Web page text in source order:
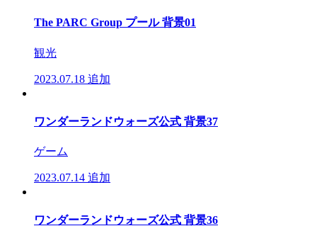
The PARC Group プール 背景01
観光
2023.07.18 追加
ワンダーランドウォーズ公式 背景37
ゲーム
2023.07.14 追加
ワンダーランドウォーズ公式 背景36